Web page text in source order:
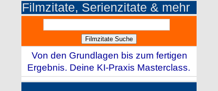
Filmzitate, Serienzitate & mehr
Von den Grundlagen bis zum fertigen
Ergebnis. Deine KI-Praxis Masterclass.